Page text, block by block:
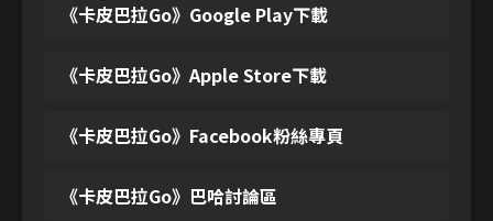
《卡皮巴拉Go》Google Play下載
《卡皮巴拉Go》Apple Store下載
《卡皮巴拉Go》Facebook粉絲專頁
《卡皮巴拉Go》巴哈討論區